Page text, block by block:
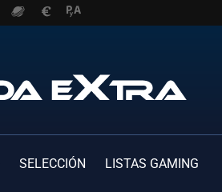
SELECCIÓN LISTAS GAMING